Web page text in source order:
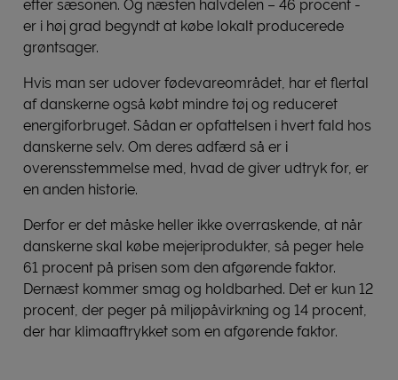
efter sæsonen. Og næsten halvdelen – 46 procent -
er i høj grad begyndt at købe lokalt producerede
grøntsager.
Hvis man ser udover fødevareområdet, har et flertal
af danskerne også købt mindre tøj og reduceret
energiforbruget. Sådan er opfattelsen i hvert fald hos
danskerne selv. Om deres adfærd så er i
overensstemmelse med, hvad de giver udtryk for, er
en anden historie.
Derfor er det måske heller ikke overraskende, at når
danskerne skal købe mejeriprodukter, så peger hele
61 procent på prisen som den afgørende faktor.
Dernæst kommer smag og holdbarhed. Det er kun 12
procent, der peger på miljøpåvirkning og 14 procent,
der har klimaaftrykket som en afgørende faktor.